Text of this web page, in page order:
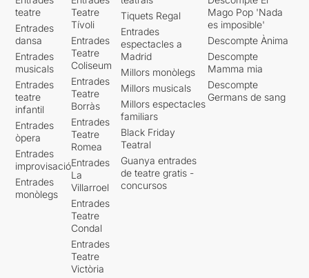
teatre
Entrades
dansa
Entrades
musicals
Entrades
teatre
infantil
Entrades
òpera
Entrades
improvisació
Entrades
monòlegs
Teatre
Tívoli
Entrades
Teatre
Coliseum
Entrades
Teatre
Borràs
Entrades
Teatre
Romea
Entrades
La
Villarroel
Entrades
Teatre
Condal
Entrades
Teatre
Victòria
Tiquets Regal
Entrades
espectacles a
Madrid
Millors monòlegs
Millors musicals
Millors espectacles
familiars
Black Friday
Teatral
Guanya entrades
de teatre gratis -
concursos
Mago Pop 'Nada
es imposible'
Descompte Ànima
Descompte
Mamma mia
Descompte
Germans de sang